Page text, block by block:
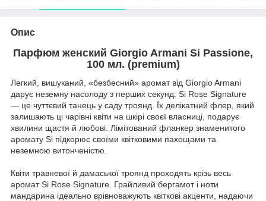
Опис
Парфюм женский Giorgio Armani Si Passione,
100 мл. (premium)
Легкий, вишуканий, «безбесний» аромат від Giorgio Armani
дарує неземну насолоду з перших секунд. Si Rose Signature
— це чуттєвий танець у саду троянд. Їх делікатний флер, який
залишають ці чарівні квіти на шкірі своєї власниці, подарує
хвилини щастя й любові. Лімітований фланкер знаменитого
аромату Si підкорює своїми квітковими пахощами та
неземною витонченістю.
Квіти травневої й дамаської троянд проходять крізь весь
аромат Si Rose Signature. Грайливий бергамот і ноти
мандарина ідеально врівноважують квіткові акценти, надаючи